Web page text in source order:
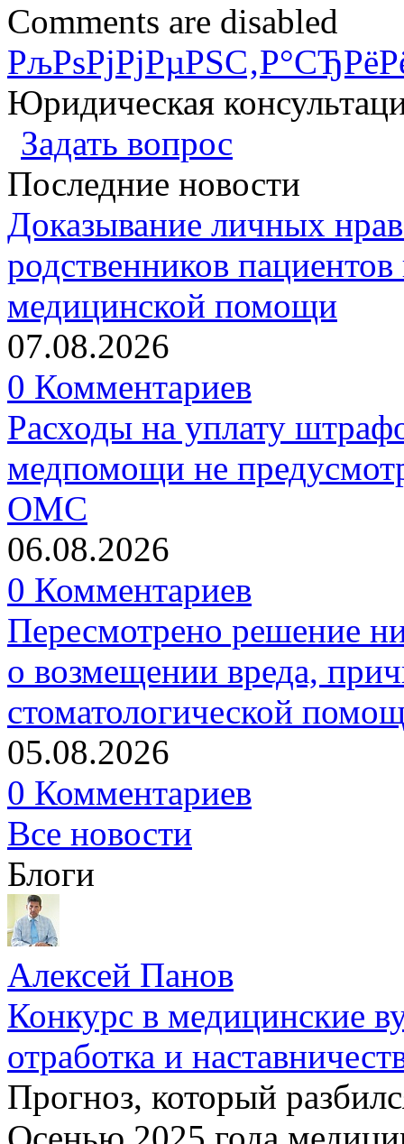
Comments are disabled
Юридическая
Задать вопрос
Последние новости
Доказывание личных
родственников
медицинской помощи
07.08.2026
0 Комментариев
Расходы на уплату
медпомощи не
ОМС
06.08.2026
0 Комментариев
Пересмотрено решение
о возмещении вреда,
стоматологической
05.08.2026
0 Комментариев
Все новости
Блоги
Алексей Панов
Конкурс в медицинские
отработка и
Прогноз, который